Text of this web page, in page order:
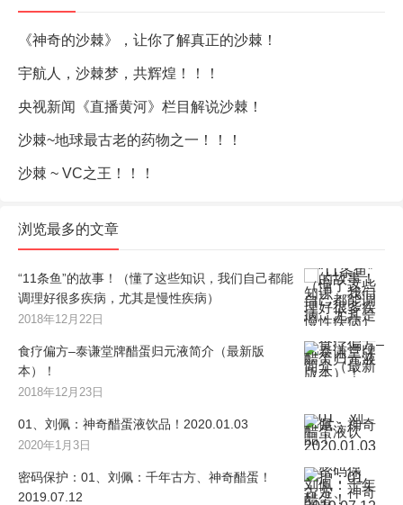
《神奇的沙棘》，让你了解真正的沙棘！
宇航人，沙棘梦，共辉煌！！！
央视新闻《直播黄河》栏目解说沙棘！
沙棘~地球最古老的药物之一！！！
沙棘 ~ VC之王！！！
浏览最多的文章
“11条鱼”的故事！（懂了这些知识，我们自己都能
调理好很多疾病，尤其是慢性疾病）
2018年12月22日
食疗偏方–泰谦堂牌醋蛋归元液简介（最新版
本）！
2018年12月23日
01、刘佩：神奇醋蛋液饮品！2020.01.03
2020年1月3日
密码保护：01、刘佩：千年古方、神奇醋蛋！
2019.07.12